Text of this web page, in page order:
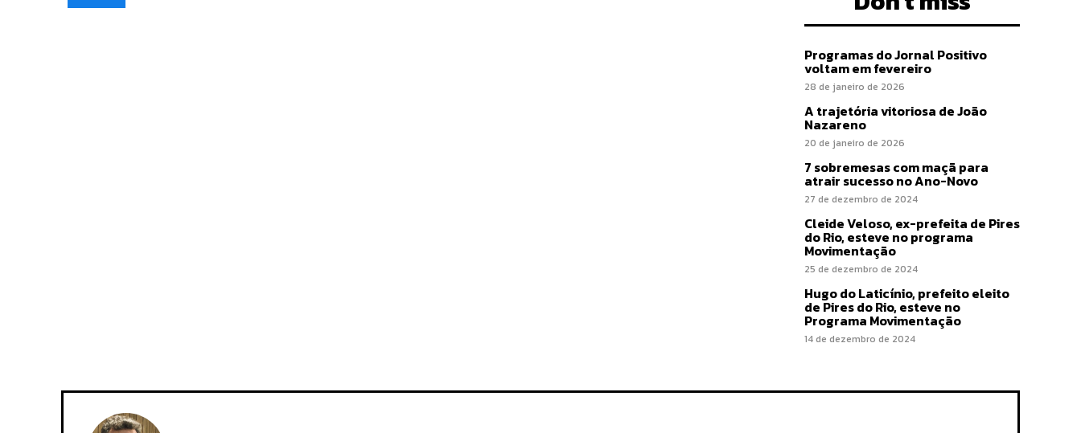
Programas do Jornal Positivo
voltam em fevereiro
28 de janeiro de 2026
A trajetória vitoriosa de João
Nazareno
20 de janeiro de 2026
7 sobremesas com maçã para
atrair sucesso no Ano-Novo
27 de dezembro de 2024
Cleide Veloso, ex-prefeita de Pires
do Rio, esteve no programa
Movimentação
25 de dezembro de 2024
Hugo do Laticínio, prefeito eleito
de Pires do Rio, esteve no
Programa Movimentação
14 de dezembro de 2024